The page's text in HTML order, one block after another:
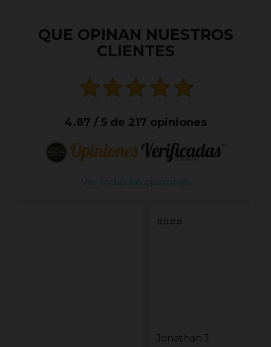
QUE OPINAN NUESTROS
CLIENTES
4.87 / 5 de 217 opiniones
Ver todas las opiniones